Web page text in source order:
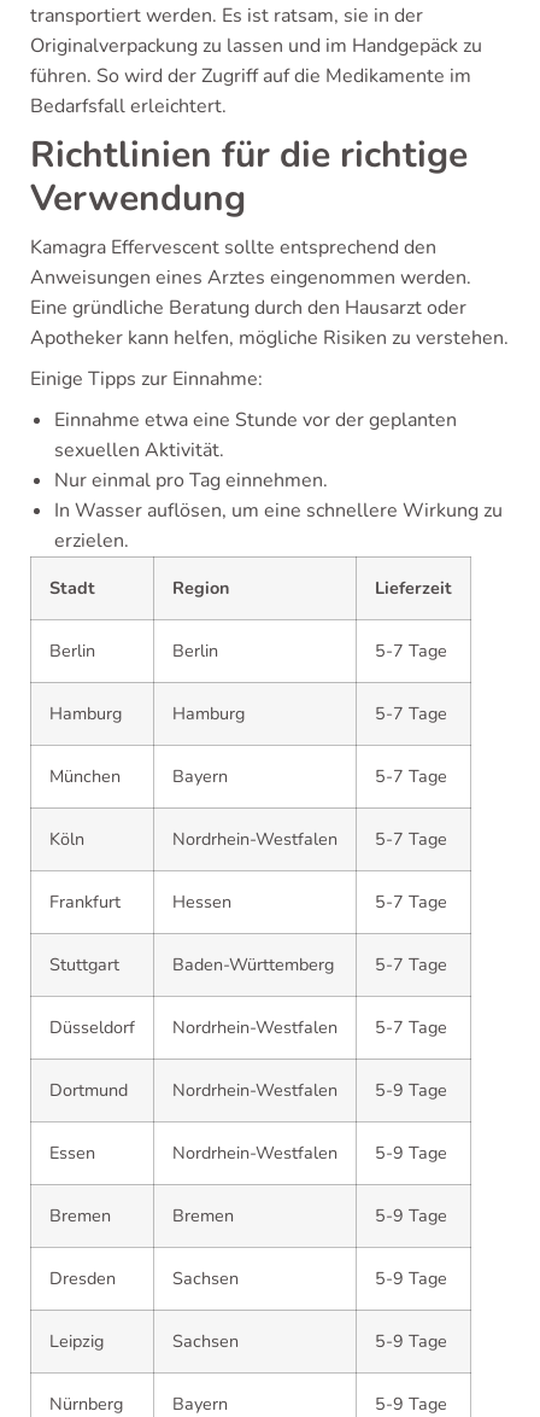
transportiert werden. Es ist ratsam, sie in der
Originalverpackung zu lassen und im Handgepäck zu
führen. So wird der Zugriff auf die Medikamente im
Bedarfsfall erleichtert.
Richtlinien für die richtige
Verwendung
Kamagra Effervescent sollte entsprechend den
Anweisungen eines Arztes eingenommen werden.
Eine gründliche Beratung durch den Hausarzt oder
Apotheker kann helfen, mögliche Risiken zu verstehen.
Einige Tipps zur Einnahme:
Einnahme etwa eine Stunde vor der geplanten
sexuellen Aktivität.
Nur einmal pro Tag einnehmen.
In Wasser auflösen, um eine schnellere Wirkung zu
erzielen.
Stadt Region Lieferzeit
Berlin Berlin 5-7 Tage
Hamburg Hamburg 5-7 Tage
München Bayern 5-7 Tage
Köln Nordrhein-Westfalen 5-7 Tage
Frankfurt Hessen 5-7 Tage
Stuttgart Baden-Württemberg 5-7 Tage
Düsseldorf Nordrhein-Westfalen 5-7 Tage
Dortmund Nordrhein-Westfalen 5-9 Tage
Essen Nordrhein-Westfalen 5-9 Tage
Bremen Bremen 5-9 Tage
Dresden Sachsen 5-9 Tage
Leipzig Sachsen 5-9 Tage
Nürnberg Bayern 5-9 Tage